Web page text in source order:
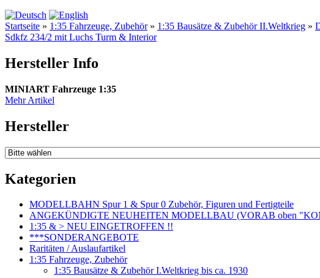
Startseite » 1:35 Fahrzeuge, Zubehör» 1:35 Bausätze & Zubehör II.Weltkrieg »
Sdkfz 234/2 mit Luchs Turm & Interior
Hersteller Info
MINIART Fahrzeuge 1:35
Mehr Artikel
Hersteller
Kategorien
MODELLBAHN Spur 1 & Spur 0 Zubehör, Figuren und Fertigteile
ANGEKÜNDIGTE NEUHEITEN MODELLBAU (VORAB oben
1:35 & > NEU EINGETROFFEN !!
***SONDERANGEBOTE
Raritäten / Auslaufartikel
1:35 Fahrzeuge, Zubehör
1:35 Bausätze & Zubehör I.Weltkrieg bis ca. 1930